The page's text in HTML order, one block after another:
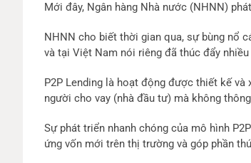
Mới đây, Ngân hàng Nhà nước (NHNN)
NHNN cho biết thời gian qua, sự bùng nổ
và tại Việt Nam nói riêng đã thúc đẩy
P2P Lending là hoạt động được thiết kế
người cho vay (nhà đầu tư) mà không
Sự phát triển nhanh chóng của mô hình
ứng vốn mới trên thị trường và góp phần